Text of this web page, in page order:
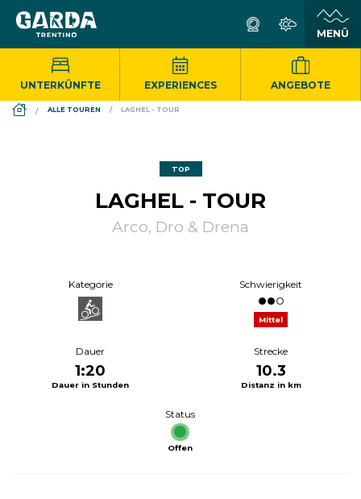
UNTERKÜNFTE EXPERIENCES ANGEBOTE
DS_BREADCRUMB.HOME
ALLE TOUREN LAGHEL - TOUR
TOP
LAGHEL - TOUR
Arco, Dro & Drena
Kategorie Schwierigkeit
Mittel
Dauer
1:20
Dauer in Stunden
Strecke
10.3
Distanz in km
Status
Offen